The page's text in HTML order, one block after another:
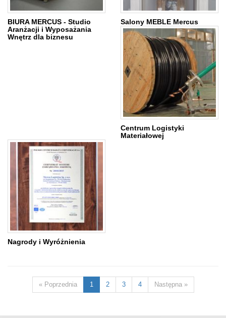
BIURA MERCUS - Studio
Aranżacji i Wyposażania
Wnętrz dla biznesu
Salony MEBLE Mercus
Centrum Logistyki
Materiałowej
Nagrody i Wyróżnienia
« Poprzednia 1 2 3 4 Następna »